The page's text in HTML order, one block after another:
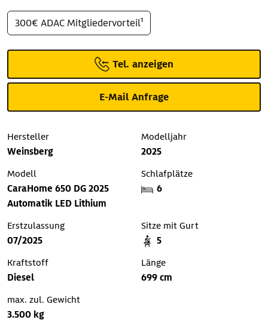
300€ ADAC Mitgliedervorteil¹
Tel. anzeigen
E-Mail Anfrage
Hersteller
Weinsberg
Modelljahr
2025
Modell
CaraHome 650 DG 2025
Automatik LED Lithium
Schlafplätze
6
Erstzulassung
07/2025
Sitze mit Gurt
5
Kraftstoff
Diesel
Länge
699 cm
max. zul. Gewicht
3.500 kg